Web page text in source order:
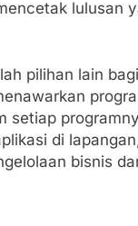
lulusan
pilihan lain
setiap
di
bisnis